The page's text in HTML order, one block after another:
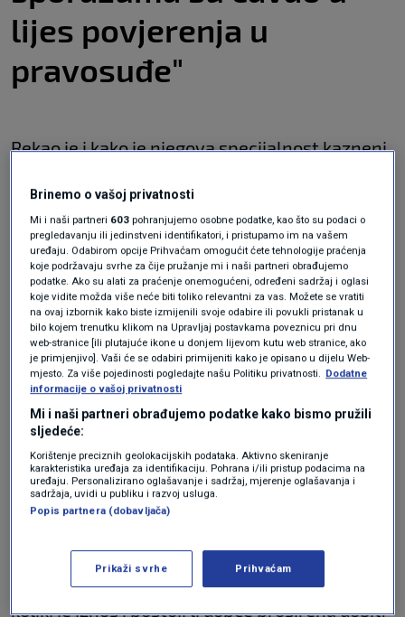
lijes povjerenja u
pravosuđe"
Rekao je i kako je njegova specijalnost kazneni
"Već sam napomenuo da novi zakon o
kaznenom postupku nije postigao svrhu,
potrebno je donijeti potpuno novi zakon.
Tri od niza problema ću navesti kao najveće u
kaznenom sudovanju.
Prvi je prošireno oduzimanje imovinske koristi,
to je da se pretpostavlja da je sva imovina
stečena kaznenim djelom. Suci i sudovi u
takvim postpucima u ovim najvećim
kapitalnim, ako je suđenje recimo trajalo 8
godina, barem 3,4 godina se odlučivalo o tome
koliki je iznos i postoji li uopće proširena dobit.
Brinemo o vašoj privatnosti
Mi i naši partneri 603 pohranjujemo osobne podatke, kao što su podaci o
pregledavanju ili jedinstveni identifikatori, i pristupamo im na vašem
uređaju. Odabirom opcije Prihvaćam omogućit ćete tehnologije praćenja
koje podržavaju svrhe za čije pružanje mi i naši partneri obrađujemo
podatke. Ako su alati za praćenje onemogućeni, određeni sadržaj i oglasi
koje vidite možda više neće biti toliko relevantni za vas. Možete se vratiti
na ovaj izbornik kako biste izmijenili svoje odabire ili povukli pristanak u
bilo kojem trenutku klikom na Upravljaj postavkama poveznicu pri dnu
web-stranice [ili plutajuće ikone u donjem lijevom kutu web stranice, ako
je primjenjivo]. Vaši će se odabiri primijeniti kako je opisano u dijelu Web-
mjesto. Za više pojedinosti pogledajte našu Politiku privatnosti. Dodatne
informacije o vašoj privatnosti
Mi i naši partneri obrađujemo podatke kako bismo pružili
sljedeće:
Korištenje preciznih geolokacijskih podataka. Aktivno skeniranje
karakteristika uređaja za identifikaciju. Pohrana i/ili pristup podacima na
uređaju. Personalizirano oglašavanje i sadržaj, mjerenje oglašavanja i
sadržaja, uvidi u publiku i razvoj usluga.
Popis partnera (dobavljača)
Prikaži svrhe Prihvaćam